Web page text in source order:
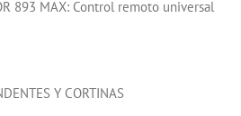
893 MAX: Control remoto universal
Y CORTINAS